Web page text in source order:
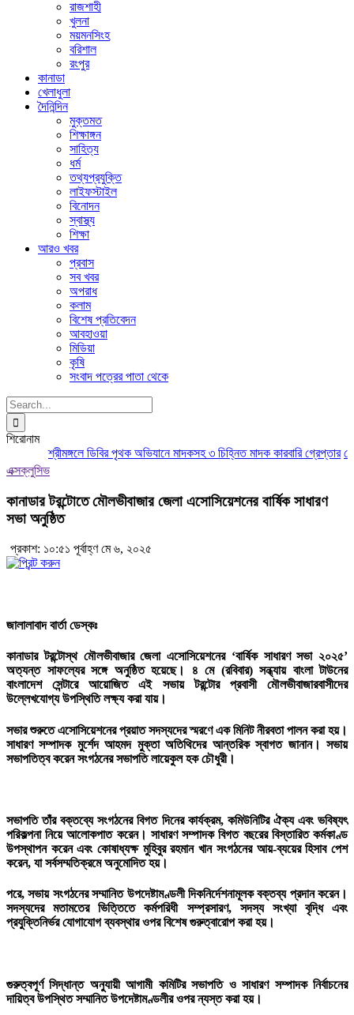
রাজশাহী
খুলনা
ময়মনসিংহ
বরিশাল
রংপুর
কানাডা
খেলাধুলা
দৈনিন্দিন
মুক্তমত
শিক্ষাঙ্গন
সাহিত্য
ধর্ম
তথ্যপ্রযুক্তি
লাইফস্টাইল
বিনোদন
স্বাস্থ্য
শিক্ষা
আরও খবর
প্রবাস
সব খবর
অপরাধ
কলাম
বিশেষ প্রতিবেদন
আবহাওয়া
মিডিয়া
কৃষি
সংবাদ পত্রের পাতা থেকে
Search
for:
শিরোনাম
শ্রীমঙ্গলে ডিবির পৃথক অভিযানে মাদকসহ ৩ চিহ্নিত মাদক কারবারি গ্রেপ্তার
এক্সক্লুসিভ
কানাডার টরন্টোতে মৌলভীবাজার জেলা এসোসিয়েশনের বার্ষিক সাধারণ
সভা অনুষ্ঠিত
প্রকাশ: ১০:৫১ পূর্বাহ্ণ মে ৬, ২০২৫
জালালাবাদ বার্তা ডেস্কঃ
কানাডার টরন্টোস্থ মৌলভীবাজার জেলা এসোসিয়েশনের ‘বার্ষিক সাধারণ সভা ২০২৫’
অত্যন্ত সাফল্যের সঙ্গে অনুষ্ঠিত হয়েছে। ৪ মে (রবিবার) সন্ধ্যায় বাংলা টাউনের
বাংলাদেশ সেন্টারে আয়োজিত এই সভায় টরন্টোর প্রবাসী মৌলভীবাজারবাসীদের
উল্লেখযোগ্য উপস্থিতি লক্ষ্য করা যায়।
সভার শুরুতে এসোসিয়েশনের প্রয়াত সদস্যদের স্মরণে এক মিনিট নীরবতা পালন করা হয়।
সাধারণ সম্পাদক মুর্শেদ আহমদ মুক্তা অতিথিদের আন্তরিক স্বাগত জানান। সভায়
সভাপতিত্ব করেন সংগঠনের সভাপতি লায়েকুল হক চৌধুরী।
সভাপতি তাঁর বক্তব্যে সংগঠনের বিগত দিনের কার্যক্রম, কমিউনিটির ঐক্য এবং ভবিষ্যৎ
পরিকল্পনা নিয়ে আলোকপাত করেন। সাধারণ সম্পাদক বিগত বছরের বিস্তারিত কর্মকাণ্ড
উপস্থাপন করেন এবং কোষাধ্যক্ষ মুহিবুর রহমান খান সংগঠনের আয়-ব্যয়ের হিসাব পেশ
করেন, যা সর্বসম্মতিক্রমে অনুমোদিত হয়।
পরে, সভায় সংগঠনের সম্মানিত উপদেষ্টামণ্ডলী দিকনির্দেশনামূলক বক্তব্য প্রদান করেন।
সদস্যদের মতামতের ভিত্তিতে কর্মপরিধী সম্প্রসারণ, সদস্য সংখ্যা বৃদ্ধি এবং
প্রযুক্তিনির্ভর যোগাযোগ ব্যবস্থার ওপর বিশেষ গুরুত্বারোপ করা হয়।
গুরুত্বপূর্ণ সিদ্ধান্ত অনুযায়ী আগামী কমিটির সভাপতি ও সাধারণ সম্পাদক নির্বাচনের
দায়িত্ব উপস্থিত সম্মানিত উপদেষ্টামণ্ডলীর ওপর ন্যস্ত করা হয়।